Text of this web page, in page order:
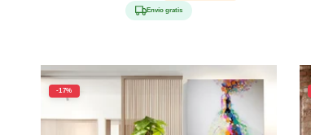
de
ofertaEnvío gratis
-17%